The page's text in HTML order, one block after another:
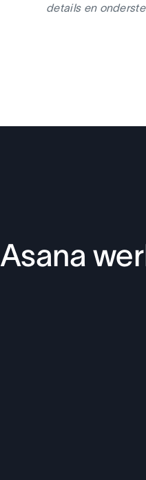
details en
Asana